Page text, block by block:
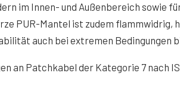
im Innen- und Außenbereich sowie
PUR-Mantel ist zudem flammwidrig,
auch bei extremen Bedingungen
an Patchkabel der Kategorie 7 nach